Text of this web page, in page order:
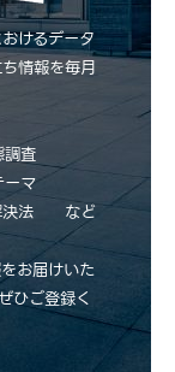
けるデータ
情報を毎月
調査
マ
解決法 など
お届けいた
ひご登録く